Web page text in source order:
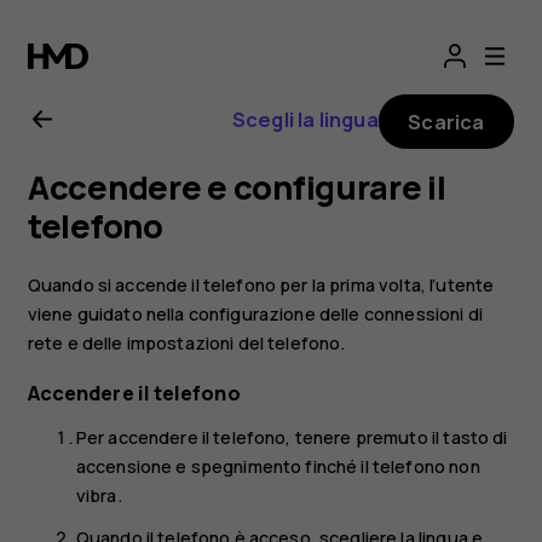
Manuale
d’uso
del
Nokia
6
Scegli la lingua Scarica
Accendere e configurare il
telefono
Quando si accende il telefono per la prima volta, l’utente
viene guidato nella configurazione delle connessioni di
rete e delle impostazioni del telefono.
Accendere il telefono
Per accendere il telefono, tenere premuto il tasto di
accensione e spegnimento finché il telefono non
vibra.